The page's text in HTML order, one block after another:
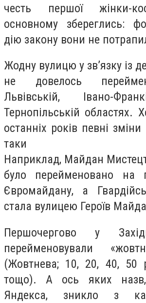
честь першої жінки-
основному збереглись:
дію закону вони не
Жодну вулицю у зв’язку із
не довелось
Львівській, Івано-
Тернопільській областях.
останніх років певні
таки
Наприклад, Майдан
було перейменовано на
Євромайдану, а
стала вулицею Героїв
Першочергово у
перейменовували
(Жовтнева; 10, 20, 40, 50
тощо). А ось яких
Яндекса, зникло з